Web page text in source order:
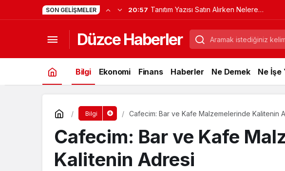
SON GELIŞMELER 20:57 Tanıtım Yazısı Satın Alırken Nelere
Dikkat Etmelisiniz?
Düzce Haberler
Bilgi Ekonomi Finans Haberler Ne Demek Ne İşe
Bilgi Cafecim: Bar ve Kafe Malzemelerinde Kalitenin
Cafecim: Bar ve Kafe
Kalitenin Adresi